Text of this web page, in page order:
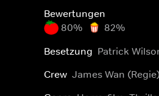
Bewertungen
80%
82%
Besetzung Patrick
Crew James Wan